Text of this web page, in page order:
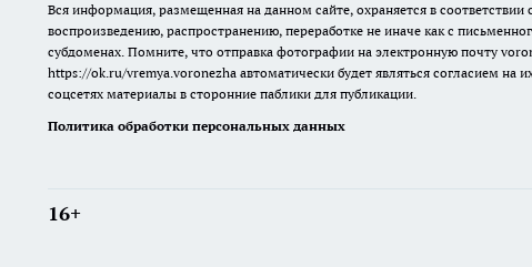
Вся информация, размещенная на данном сайте, охраняется в
воспроизведению, распространению, переработке не иначе как с
субдоменах. Помните, что отправка фотографии на электронную почту
https://ok.ru/vremya.voronezha автоматически будет являться согласием
соцсетях материалы в сторонние паблики для публикации.
Политика обработки персональных данных
16+